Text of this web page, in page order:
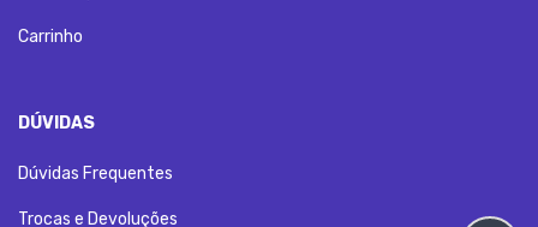
Carrinho
DÚVIDAS
Dúvidas Frequentes
Trocas e Devoluções